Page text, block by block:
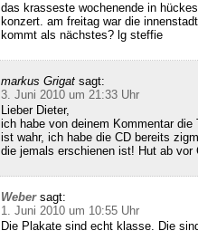
das krasseste wochenende in
konzert. am freitag war die
kommt als nächstes? lg steffie
markus Grigat sagt:
3. Juni 2010 um 21:33 Uhr
Lieber Dieter,
ich habe von deinem Kommentar
ist wahr, ich habe die CD bereits
die jemals erschienen ist! Hut ab vor
Weber sagt:
1. Juni 2010 um 10:55 Uhr
Die Plakate sind echt klasse. Die